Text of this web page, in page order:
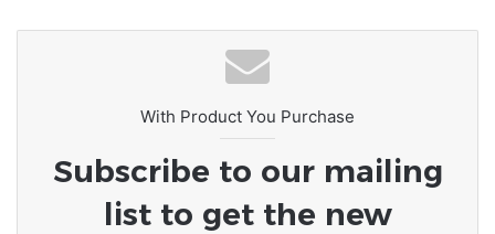
With Product You Purchase
Subscribe to our mailing
list to get the new